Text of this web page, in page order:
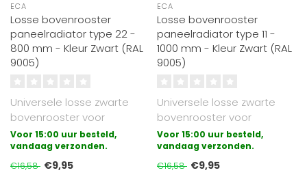
ECA
Losse bovenrooster
paneelradiator type 22 -
800 mm - Kleur Zwart (RAL
9005)
Universele losse zwarte
bovenrooster voor
paneelradiatoren
uitgevoerd in type 22..
Voor 15:00 uur besteld,
vandaag verzonden.
€16,58 €9,95
ECA
Losse bovenrooster
paneelradiator type 11 -
1000 mm - Kleur Zwart (RAL
9005)
Universele losse zwarte
bovenrooster voor
paneelradiatoren
uitgevoerd in type 11..
Voor 15:00 uur besteld,
vandaag verzonden.
€16,58 €9,95